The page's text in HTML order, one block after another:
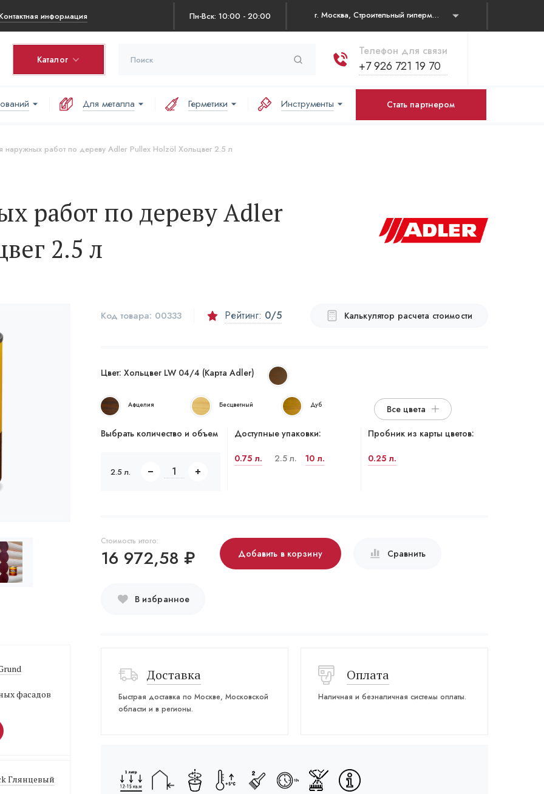
информация Пн-Вск: 10:00 - 20:00 г. Москва, Строительный гипермаркет "Каширский двор" Каширское шоссе, д. 19 корп. 1, павильон № 31
Каталог
Телефон для связи
+7 926 721 19 70
Для металла Герметики Инструменты Стать партнером
наружных работ по дереву Adler Pullex Holzöl Хольцвег 2.5 л
работ по дереву Adler
2.5 л
фасадов
Глянцевый
Код товара: 00333 Рейтинг: 0/5 Калькулятор расчета стоимости
Цвет: Хольцвег LW 04/4 (Карта Adler)
Афцелия Бесцветный Дуб
Все цвета
Выбрать количество и объем
2.5 л.
Доступные упаковки:
0.75 л. 2.5 л. 10 л.
Пробник из карты цветов:
0.25 л.
Стоимость итого:
16 972,58 ₽ Добавить в корзину Сравнить
В избранное
Доставка
Быстрая доставка по Москве, Московской
области и в регионы.
Оплата
Наличная и безналичная системы оплаты.